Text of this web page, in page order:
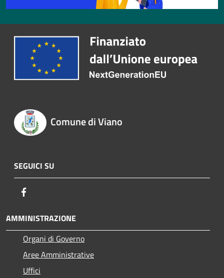
Comune di Viano
SEGUICI SU
AMMINISTRAZIONE
Organi di Governo
Aree Amministrative
Uffici